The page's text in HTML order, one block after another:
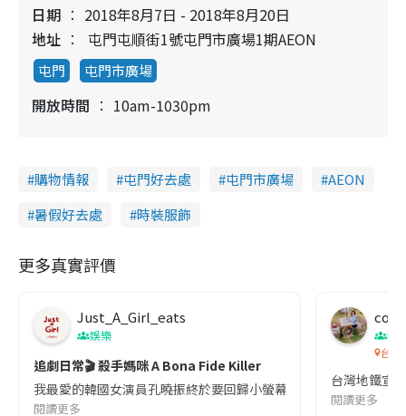
日期
2018年8月7日 - 2018年8月20日
地址
屯門屯順街1號屯門市廣場1期AEON
屯門 屯門市廣場
開放時間 10am-1030pm
購物情報 屯門好去處 屯門市廣場
AEON
暑假好去處
時裝服飾
更多真實評價
Just_A_Girl_eats
娛樂
追劇日常🎬 殺手媽咪 A Bona Fide Killer
我最愛的韓國女演員孔曉振終於要回歸小螢幕啦!這次的劇本改編
閱讀更多
co
吹
台灣
台灣地鐵宣
閱讀更多